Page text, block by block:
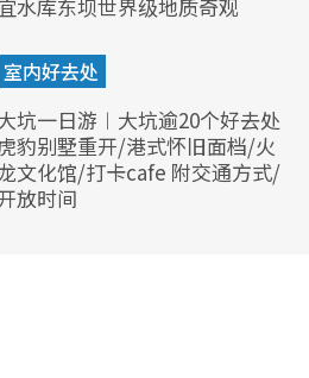
水库东坝世界级地质奇观
室内好去处
坑一日游︱大坑逾20个好去处
豹别墅重开/港式怀旧面档/火
文化馆/打卡cafe 附交通方式/
放时间